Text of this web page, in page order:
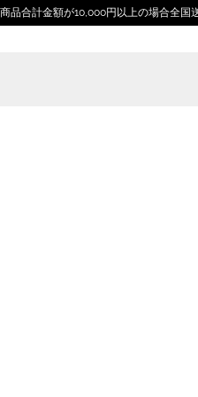
商品合計金額が10,000円以上の場合全国